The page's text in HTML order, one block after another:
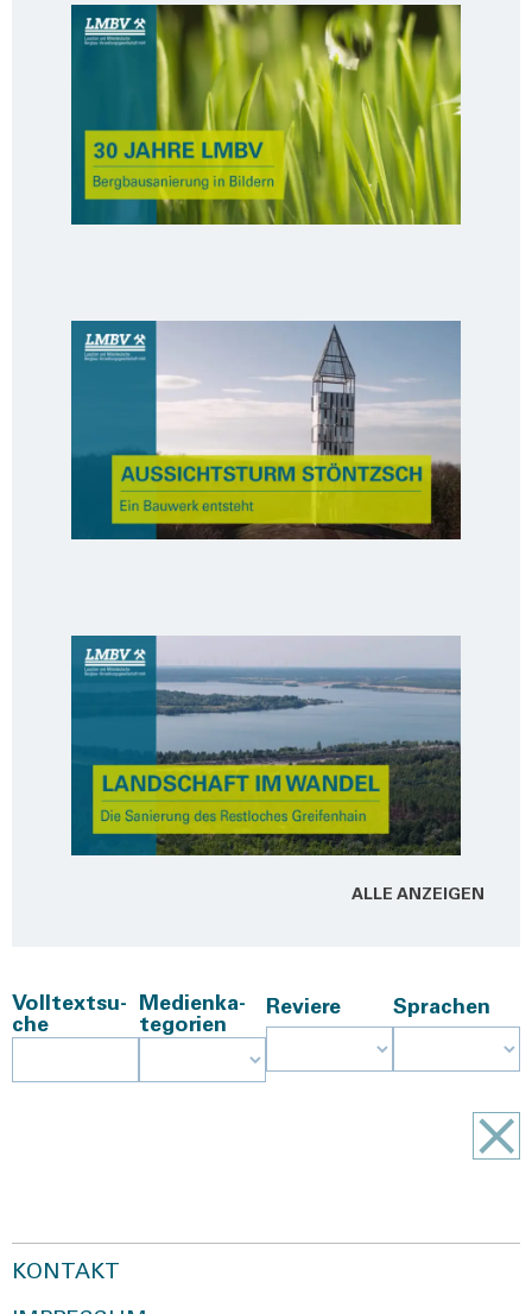
ALLE ANZEI­GEN
Voll­text­su­
che
Medi­en­ka­
te­go­rien
Revie­re Spra­chen
KONTAKT